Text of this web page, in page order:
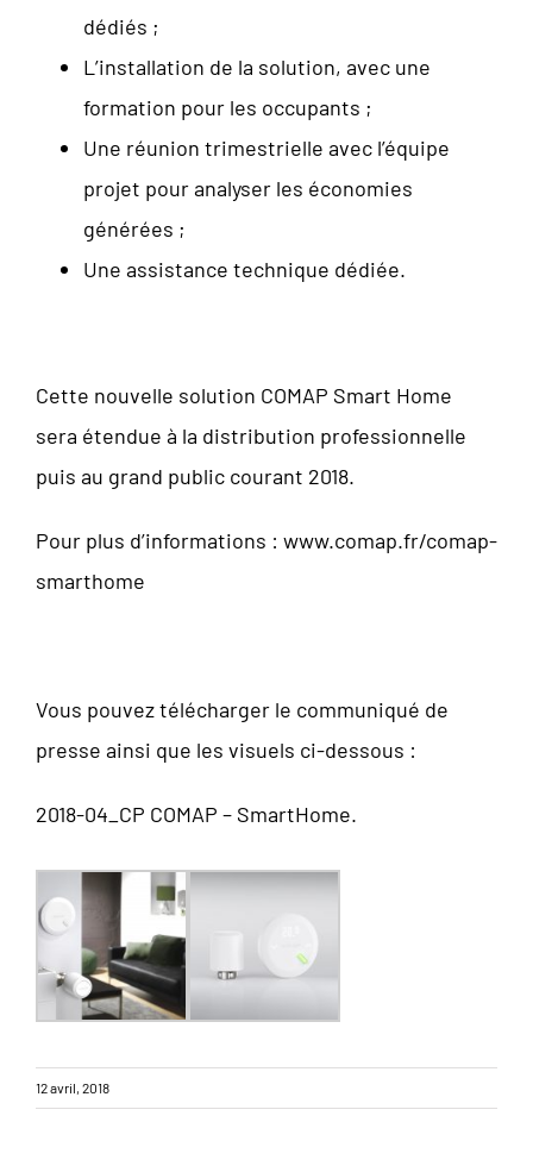
dédiés ;
L’installation de la solution, avec une
formation pour les occupants ;
Une réunion trimestrielle avec l’équipe
projet pour analyser les économies
générées ;
Une assistance technique dédiée.
Cette nouvelle solution COMAP Smart Home
sera étendue à la distribution professionnelle
puis au grand public courant 2018.
Pour plus d’informations : www.comap.fr/comap-
smarthome
Vous pouvez télécharger le communiqué de
presse ainsi que les visuels ci-dessous :
2018-04_CP COMAP – SmartHome.
12 avril, 2018